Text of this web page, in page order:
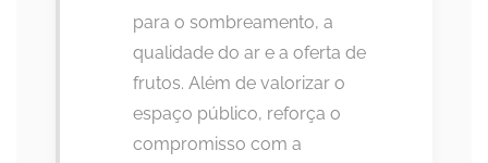
para o sombreamento, a
qualidade do ar e a oferta de
frutos. Além de valorizar o
espaço público, reforça o
compromisso com a